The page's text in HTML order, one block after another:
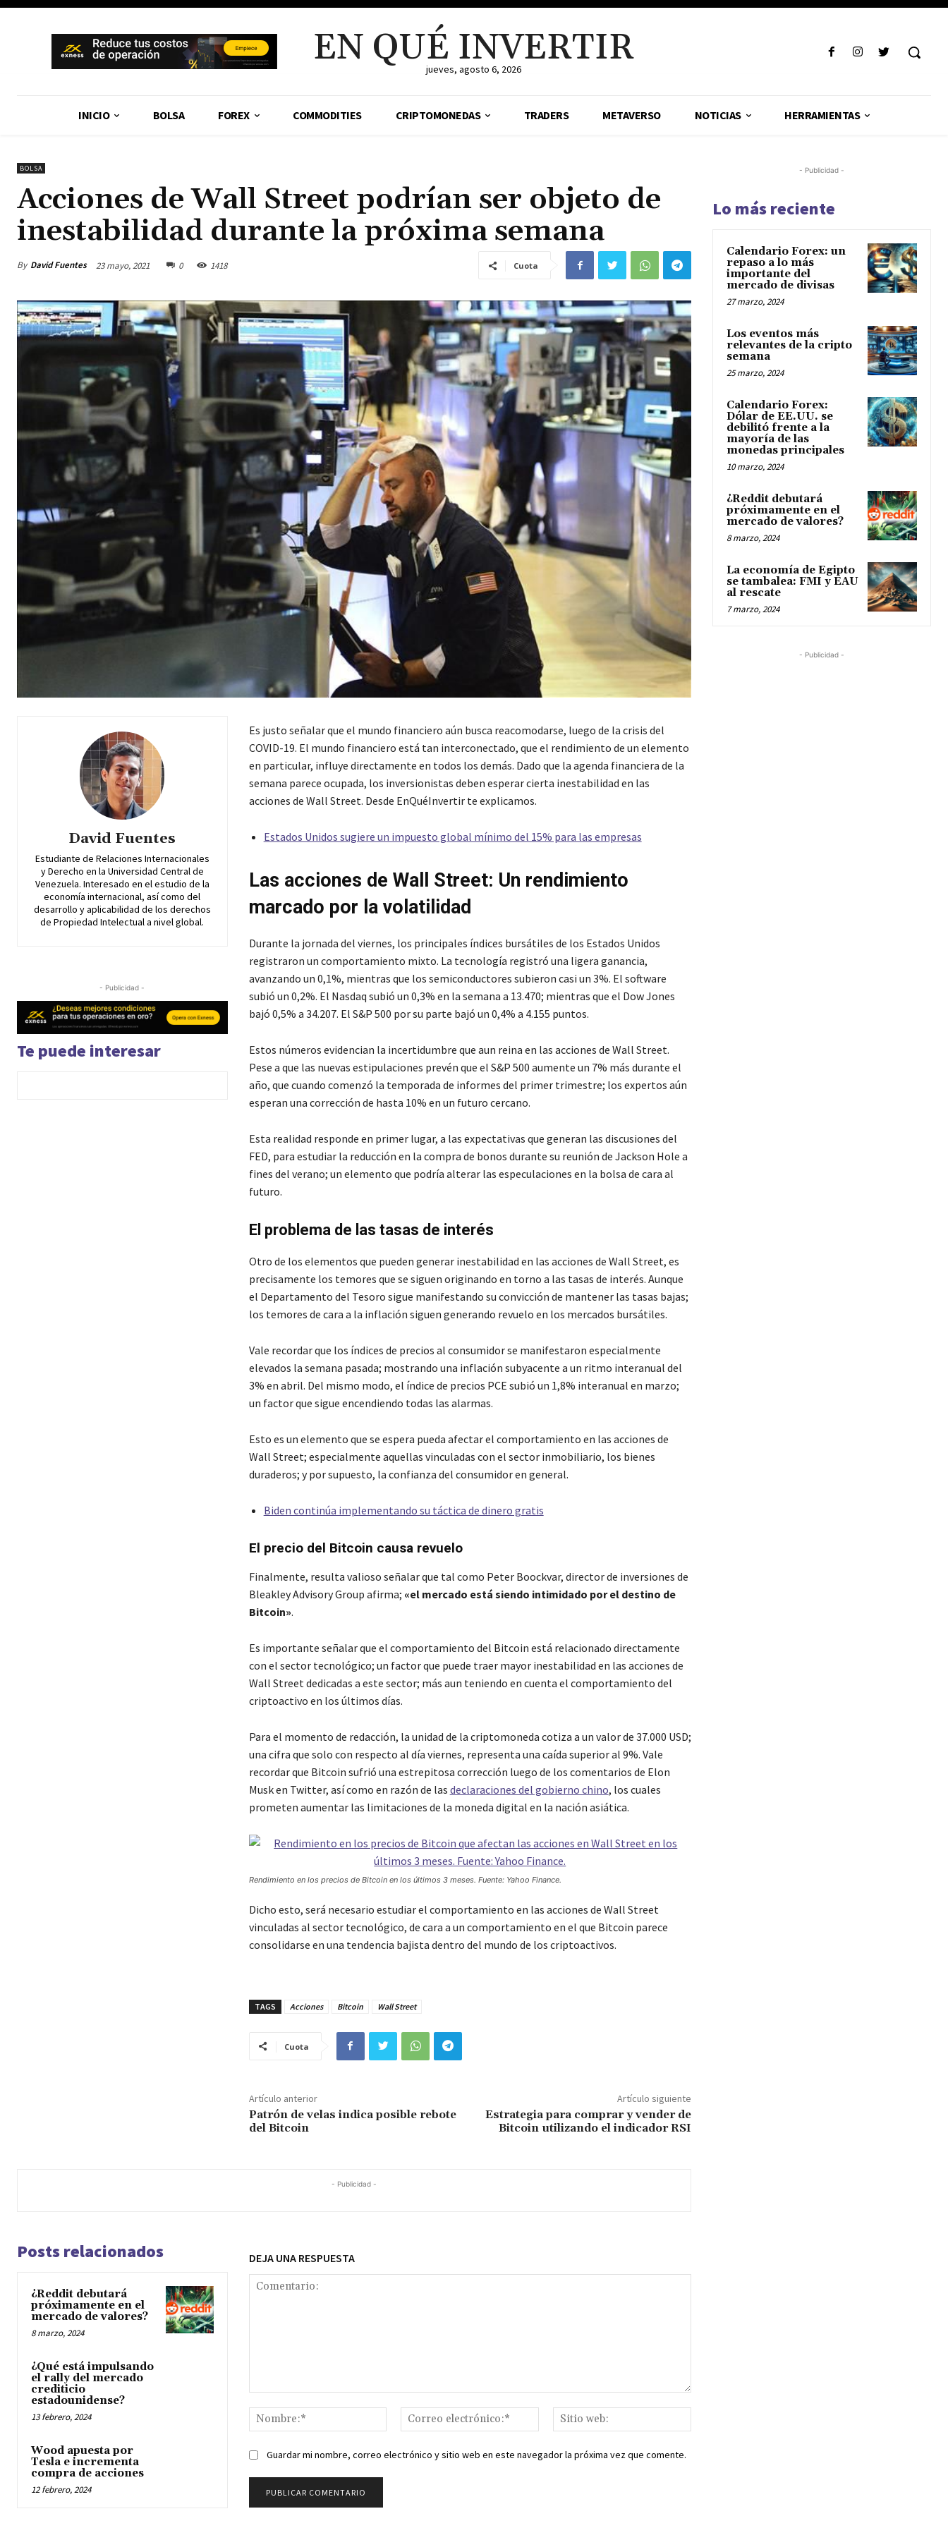
EN QUÉ INVERTIR
jueves, agosto 6, 2026
INICIO BOLSA FOREX COMMODITIES CRIPTOMONEDAS TRADERS METAVERSO NOTICIAS HERRAMIENTAS
BOLSA
Acciones de Wall Street podrían ser objeto de
inestabilidad durante la próxima semana
By David Fuentes 23 mayo, 2021 0 1418 Cuota
David Fuentes
Estudiante de Relaciones Internacionales
y Derecho en la Universidad Central de
Venezuela. Interesado en el estudio de la
economía internacional, así como del
desarrollo y aplicabilidad de los derechos
de Propiedad Intelectual a nivel global.
- Publicidad -
Te puede interesar
Es justo señalar que el mundo financiero aún busca reacomodarse, luego de la crisis del
COVID-19. El mundo financiero está tan interconectado, que el rendimiento de un elemento
en particular, influye directamente en todos los demás. Dado que la agenda financiera de la
semana parece ocupada, los inversionistas deben esperar cierta inestabilidad en las
acciones de Wall Street. Desde EnQuéInvertir te explicamos.
Estados Unidos sugiere un impuesto global mínimo del 15% para las empresas
Las acciones de Wall Street: Un rendimiento
marcado por la volatilidad
Durante la jornada del viernes, los principales índices bursátiles de los Estados Unidos
registraron un comportamiento mixto. La tecnología registró una ligera ganancia,
avanzando un 0,1%, mientras que los semiconductores subieron casi un 3%. El software
subió un 0,2%. El Nasdaq subió un 0,3% en la semana a 13.470; mientras que el Dow Jones
bajó 0,5% a 34.207. El S&P 500 por su parte bajó un 0,4% a 4.155 puntos.
Estos números evidencian la incertidumbre que aun reina en las acciones de Wall Street.
Pese a que las nuevas estipulaciones prevén que el S&P 500 aumente un 7% más durante el
año, que cuando comenzó la temporada de informes del primer trimestre; los expertos aún
esperan una corrección de hasta 10% en un futuro cercano.
Esta realidad responde en primer lugar, a las expectativas que generan las discusiones del
FED, para estudiar la reducción en la compra de bonos durante su reunión de Jackson Hole a
fines del verano; un elemento que podría alterar las especulaciones en la bolsa de cara al
futuro.
El problema de las tasas de interés
Otro de los elementos que pueden generar inestabilidad en las acciones de Wall Street, es
precisamente los temores que se siguen originando en torno a las tasas de interés. Aunque
el Departamento del Tesoro sigue manifestando su convicción de mantener las tasas bajas;
los temores de cara a la inflación siguen generando revuelo en los mercados bursátiles.
Vale recordar que los índices de precios al consumidor se manifestaron especialmente
elevados la semana pasada; mostrando una inflación subyacente a un ritmo interanual del
3% en abril. Del mismo modo, el índice de precios PCE subió un 1,8% interanual en marzo;
un factor que sigue encendiendo todas las alarmas.
Esto es un elemento que se espera pueda afectar el comportamiento en las acciones de
Wall Street; especialmente aquellas vinculadas con el sector inmobiliario, los bienes
duraderos; y por supuesto, la confianza del consumidor en general.
Biden continúa implementando su táctica de dinero gratis
El precio del Bitcoin causa revuelo
Finalmente, resulta valioso señalar que tal como Peter Boockvar, director de inversiones de
Bleakley Advisory Group afirma; «el mercado está siendo intimidado por el destino de
Bitcoin».
Es importante señalar que el comportamiento del Bitcoin está relacionado directamente
con el sector tecnológico; un factor que puede traer mayor inestabilidad en las acciones de
Wall Street dedicadas a este sector; más aun teniendo en cuenta el comportamiento del
criptoactivo en los últimos días.
Para el momento de redacción, la unidad de la criptomoneda cotiza a un valor de 37.000 USD;
una cifra que solo con respecto al día viernes, representa una caída superior al 9%. Vale
recordar que Bitcoin sufrió una estrepitosa corrección luego de los comentarios de Elon
Musk en Twitter, así como en razón de las declaraciones del gobierno chino, los cuales
prometen aumentar las limitaciones de la moneda digital en la nación asiática.
Rendimiento en los precios de Bitcoin en los últimos 3 meses. Fuente: Yahoo Finance.
Dicho esto, será necesario estudiar el comportamiento en las acciones de Wall Street
vinculadas al sector tecnológico, de cara a un comportamiento en el que Bitcoin parece
consolidarse en una tendencia bajista dentro del mundo de los criptoactivos.
TAGS Acciones Bitcoin Wall Street
Cuota
Artículo anterior
Patrón de velas indica posible rebote
del Bitcoin
Artículo siguiente
Estrategia para comprar y vender de
Bitcoin utilizando el indicador RSI
- Publicidad -
Posts relacionados
¿Reddit debutará
próximamente en el
mercado de valores?
8 marzo, 2024
¿Qué está impulsando
el rally del mercado
crediticio
estadounidense?
13 febrero, 2024
Wood apuesta por
Tesla e incrementa
compra de acciones
12 febrero, 2024
DEJA UNA RESPUESTA
Nombre:*
Correo
electrónico:*
web:
Guardar mi nombre, correo electrónico y sitio web en este navegador la próxima vez que comente.
- Publicidad -
Lo más reciente
Calendario Forex: un
repaso a lo más
importante del
mercado de divisas
27 marzo, 2024
Los eventos más
relevantes de la cripto
semana
25 marzo, 2024
Calendario Forex:
Dólar de EE.UU. se
debilitó frente a la
mayoría de las
monedas principales
10 marzo, 2024
¿Reddit debutará
próximamente en el
mercado de valores?
8 marzo, 2024
La economía de Egipto
se tambalea: FMI y EAU
al rescate
7 marzo, 2024
- Publicidad -